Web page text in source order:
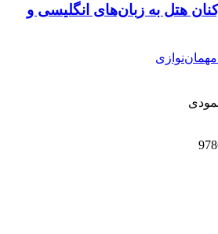
‌هتل به‌ زبان‌‌های‌ انگلیسی ‌و